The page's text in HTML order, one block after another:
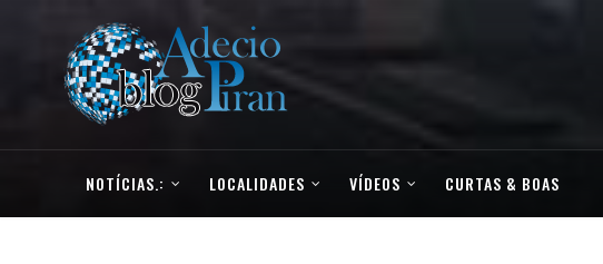
NOTÍCIAS.: LOCALIDADES VÍDEOS CURTAS & BOAS